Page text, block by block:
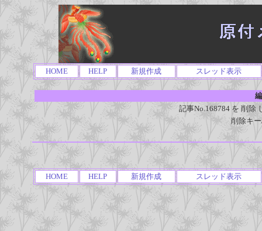
HOME HELP 新規作成 スレッド表示
記事No.168784 を 削除
削除キ
HOME HELP 新規作成 スレッド表示